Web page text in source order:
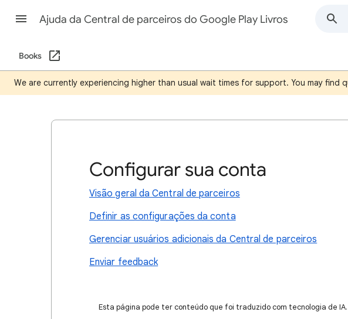
Ajuda da Central de parceiros do Google Play Livros
Books
We are currently experiencing higher than usual wait times for support. You may find
Configurar sua conta
Visão geral da Central de parceiros
Definir as configurações da conta
Gerenciar usuários adicionais da Central de parceiros
Enviar feedback
Esta página pode ter conteúdo que foi traduzido com tecnologia de